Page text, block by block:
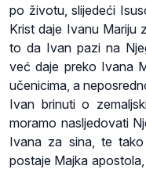
po životu, slijedeći
Krist daje Ivanu Mariju
to da Ivan pazi na
već daje preko Ivana
učenicima, a
Ivan brinuti o
moramo nasljedovati
Ivana za sina, te tako
postaje Majka